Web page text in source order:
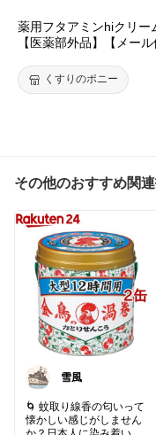
#くすりのポニー
#フタアミン
#買い回り
°✧｡この投稿には期間限
薬用フタアミンhiクリー
【医薬部外品】【メール
くすりのポニー
その他のおすすめ関
雪風
🌀 蚊取り線香の匂いって
懐かしい感じがしません